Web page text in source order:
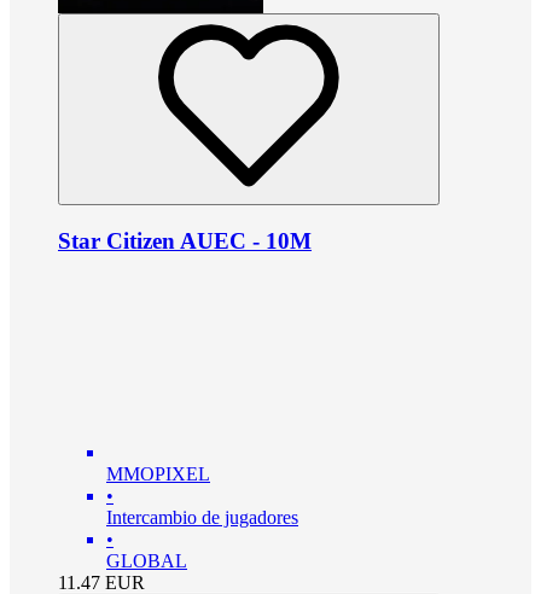
Star Citizen AUEC - 10M
MMOPIXEL
•
Intercambio de jugadores
•
GLOBAL
11.47 EUR